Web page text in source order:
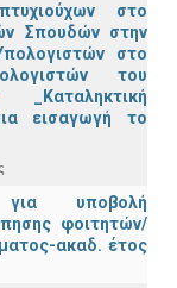
στo
Σπουδών στην
στο
του
_Καταληκτική
εισαγωγή το
υποβολή
φοιτητών/
ακαδ. έτος